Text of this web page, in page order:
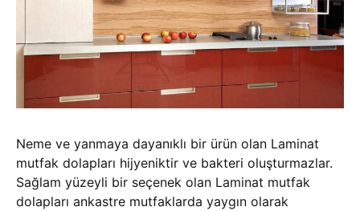
Neme ve yanmaya dayanıklı bir ürün olan Laminat
mutfak dolapları hijyeniktir ve bakteri oluşturmazlar.
Sağlam yüzeyli bir seçenek olan Laminat mutfak
dolapları ankastre mutfaklarda yaygın olarak